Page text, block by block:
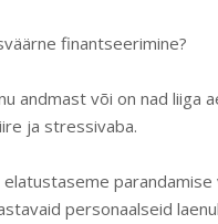
finantseerimine?
andmast või on nad liiga
ja stressivaba.
personaalseid